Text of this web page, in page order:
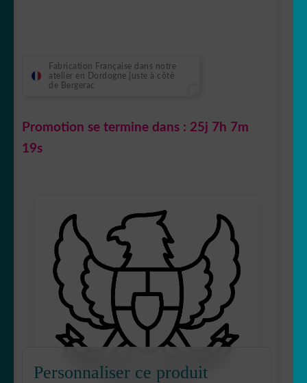
Fabrication Française dans notre
atelier en Dordogne juste à côté
de Bergerac
Promotion se termine dans : 25j 7h 7m
18s
Personnaliser ce produit